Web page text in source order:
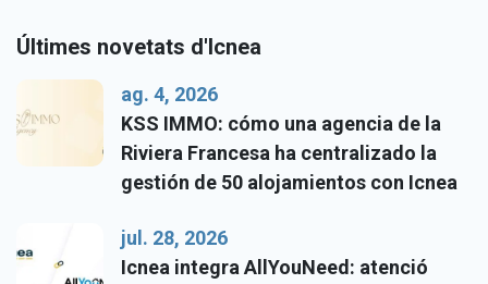
Últimes novetats d'Icnea
ag. 4, 2026
KSS IMMO: cómo una agencia de la
Riviera Francesa ha centralizado la
gestión de 50 alojamientos con Icnea
jul. 28, 2026
Icnea integra AllYouNeed: atenció